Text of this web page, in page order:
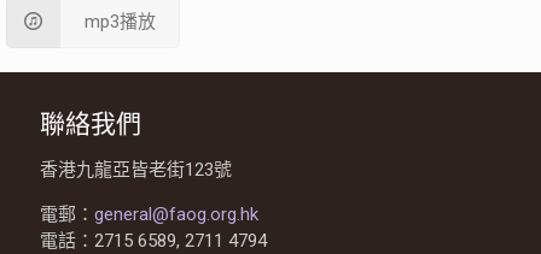
mp3播放
聯絡我們
香港九龍亞皆老街123號
電郵： general@faog.org.hk
電話：2715 6589, 2711 4794